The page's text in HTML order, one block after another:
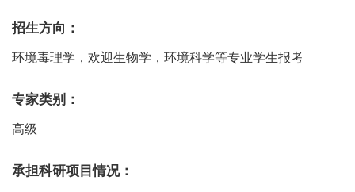
招生方向：
环境毒理学，欢迎生物学，环境科学等专业学生报考
专家类别：
高级
承担科研项目情况：